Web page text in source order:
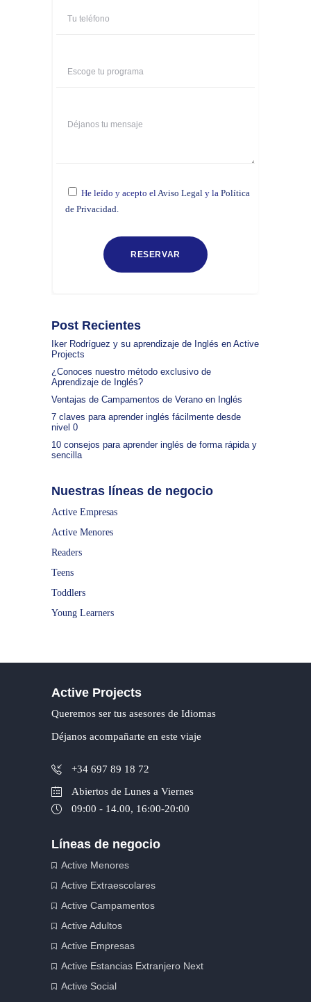
He leído y acepto elAviso Legal y la Política
de Privacidad.
Post Recientes
Iker Rodríguez y su aprendizaje de Inglés en Active
Projects
¿Conoces nuestro método exclusivo de
Aprendizaje de Inglés?
Ventajas de Campamentos de Verano en Inglés
7 claves para aprender inglés fácilmente desde
nivel 0
10 consejos para aprender inglés de forma rápida y
sencilla
Nuestras líneas de negocio
Active Empresas
Active Menores
Readers
Teens
Toddlers
Young Learners
Active Projects
Queremos ser tus asesores de Idiomas
Déjanos acompañarte en este viaje
+34 697 89 18 72
Abiertos de Lunes a Viernes
09:00 - 14.00, 16:00-20:00
Líneas de negocio
Active Menores
Active Extraescolares
Active Campamentos
Active Adultos
Active Empresas
Active Estancias Extranjero Next
Active Social